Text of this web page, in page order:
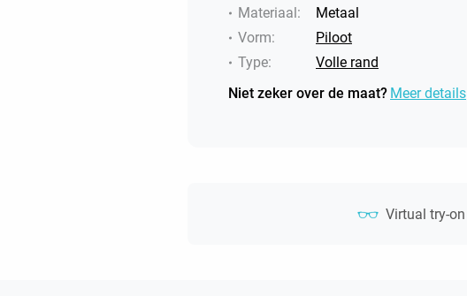
Materiaal:
Metaal
Vorm:
Piloot
Type:
Volle rand
Niet zeker over de maat? Meer details
Virtual try-on